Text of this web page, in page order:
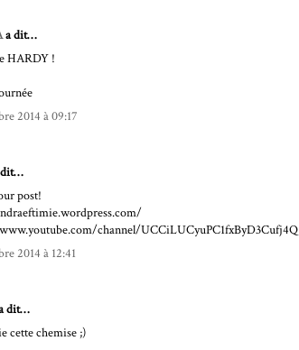
a dit…
HARDY !
2014 à 09:17
post!
channel/UCCiLUCyuPC1fxByD3Cufj4Q
2014 à 12:41
dit…
cette chemise ;)